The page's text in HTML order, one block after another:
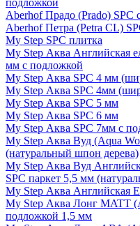
подложкой
Aberhof Прадо (Prado)
Aberhof Петра (Petra CL)
My Step SPC плитка
My Step Аква Английская
мм с подложкой
My Step Аква SPC 4 мм
My Step Аква SPC 4мм
My Step Аква SPC 5 мм
My Step Аква SPC 6 мм
My Step Аква SPC 7мм c
My Step Аква Вуд (Aqua
(натуральный шпон дерева)
My Step Аква Вуд
SPC паркет 5,5 мм
My Step Аква Английская
My Step Аква Лонг MATT
подложкой 1,5 мм